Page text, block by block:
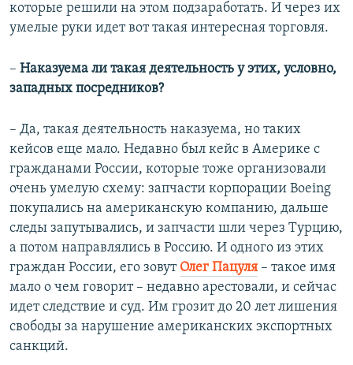
которые решили на этом подзаработать. И через их
умелые руки идет вот такая интересная торговля.
– Наказуема ли такая деятельность у этих, условно,
западных посредников?
– Да, такая деятельность наказуема, но таких
кейсов еще мало. Недавно был кейс в Америке с
гражданами России, которые тоже организовали
очень умелую схему: запчасти корпорации Boeing
покупались на американскую компанию, дальше
следы запутывались, и запчасти шли через Турцию,
а потом направлялись в Россию. И одного из этих
граждан России, его зовут Олег Пацуля – такое имя
мало о чем говорит – недавно арестовали, и сейчас
идет следствие и суд. Им грозит до 20 лет лишения
свободы за нарушение американских экспортных
санкций.